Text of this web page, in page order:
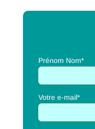
Prénom Nom*
Votre e-mail*